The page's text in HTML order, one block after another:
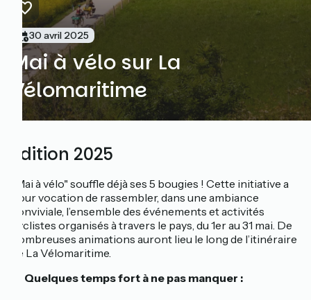
30 avril 2025
Mai à vélo sur La
Vélomaritime
Édition 2025
"Mai à vélo" souffle déjà ses 5 bougies ! Cette initiative a
pour vocation de rassembler, dans une ambiance
conviviale, l’ensemble des événements et activités
cyclistes organisés à travers le pays, du 1er au 31 mai. De
nombreuses animations auront lieu le long de l’itinéraire
de La Vélomaritime.
📅 Quelques temps fort à ne pas manquer :